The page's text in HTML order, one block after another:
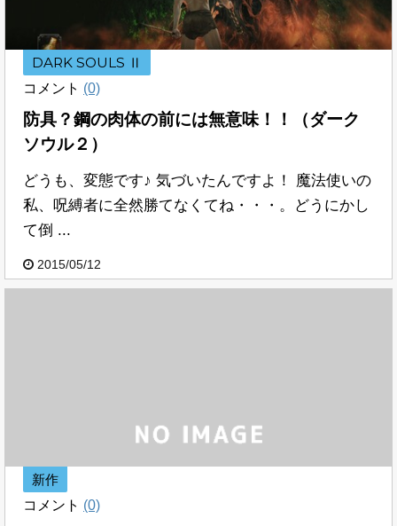
DARK SOULS Ⅱ
コメント (0)
防具？鋼の肉体の前には無意味！！（ダーク
ソウル２）
どうも、変態です♪ 気づいたんですよ！ 魔法使いの
私、呪縛者に全然勝てなくてね・・・。どうにかし
て倒 ...
2015/05/12
新作
コメント (0)